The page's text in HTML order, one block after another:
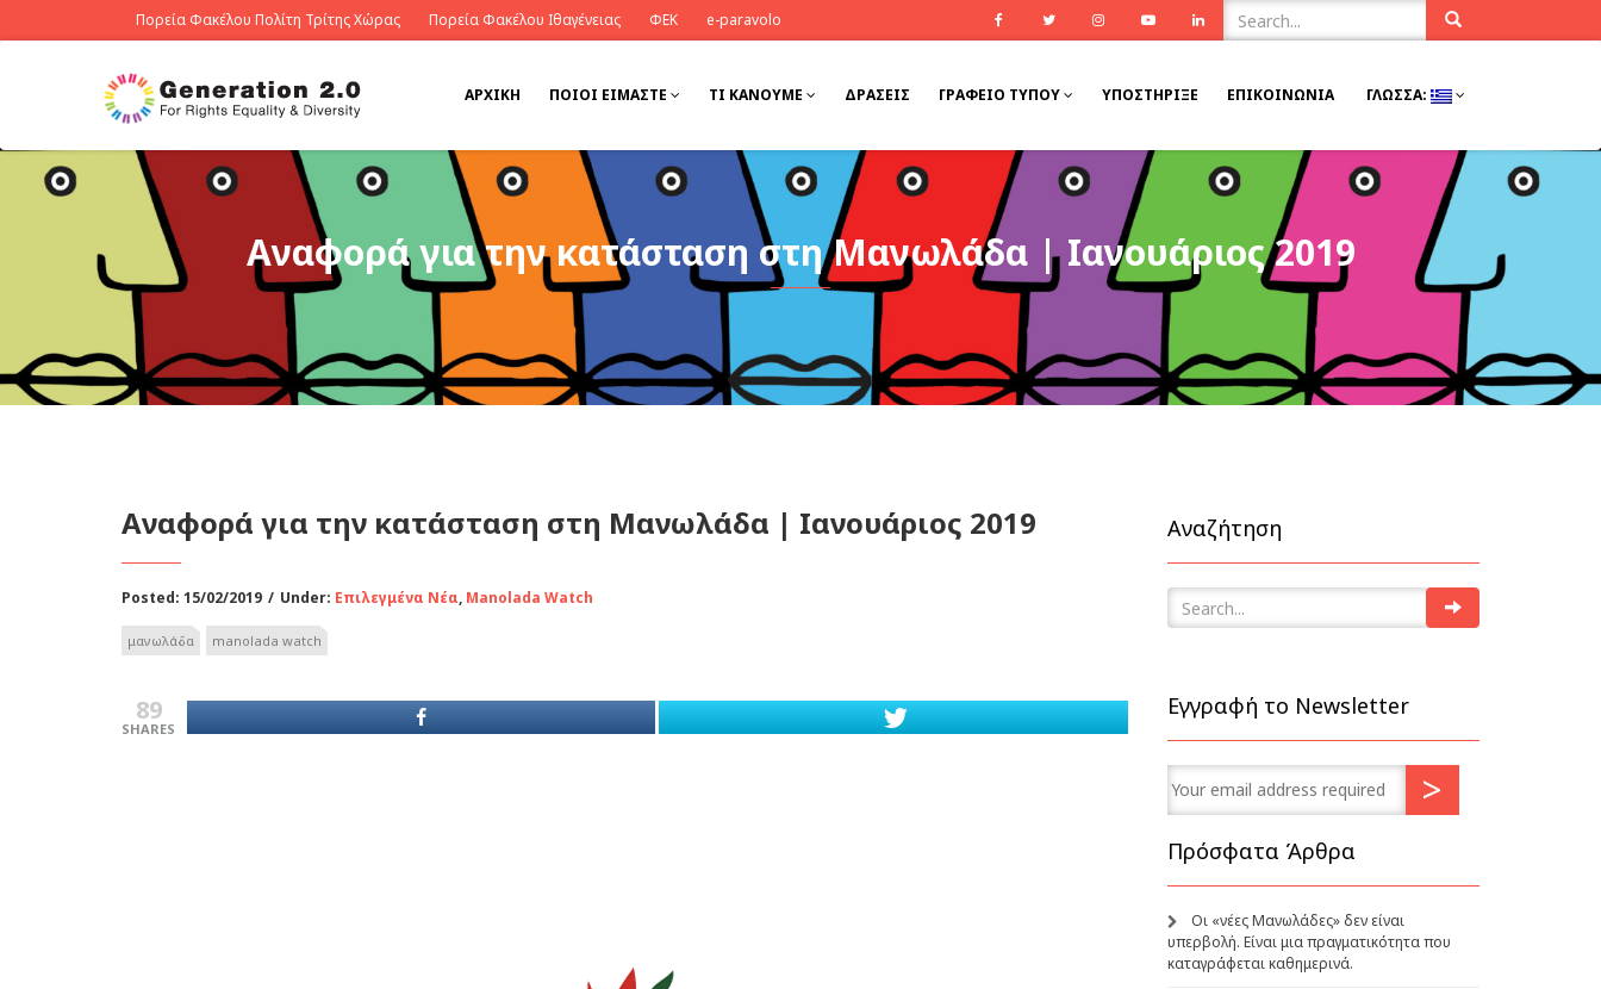
Πορεία Φακέλου Πολίτη Τρίτης Χώρας Πορεία Φακέλου Ιθαγένειας ΦΕΚ e-paravolo FacebookTwitter InstagramYoutube Linkedin
ΑΡΧΙΚΉ ΠΟΙΟΊ ΕΊΜΑΣΤΕ ΤΙ ΚΆΝΟΥΜΕ ΔΡΆΣΕΙΣ ΓΡΑΦΕΙΟ ΤΥΠΟΥ ΥΠΟΣΤΉΡΙΞΕ ΕΠΙΚΟΙΝΩΝΊΑ ΓΛΏΣΣΑ:
Αναφορά για την κατάσταση στη Μανωλάδα | Ιανουάριος 2019
Αναφορά για την κατάσταση στη Μανωλάδα | Ιανουάριος 2019
Posted: 15/02/2019 / Under: Επιλεγμένα Νέα, Manolada Watch
μανωλάδα manolada watch
89
SHARES
Αναζήτηση
Εγγραφή το Newsletter
Πρόσφατα Άρθρα
Οι «νέες Μανωλάδες» δεν είναι
υπερβολή. Είναι μια πραγματικότητα που
καταγράφεται καθημερινά.